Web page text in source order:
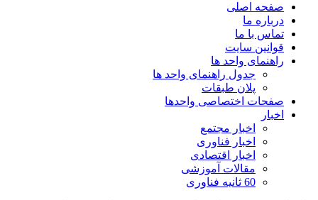
صفحه اصلی
درباره ما
تماس با ما
قوانین سایت
راهنمای واحد ها
جدول راهنمای واحد ها
پلان طبقات
صفحات اختصاصی واحدها
اخبار
اخبار مجتمع
اخبار فناوری
اخبار اقتصادی
مقالات آموزشی
60 ثانیه فناوری